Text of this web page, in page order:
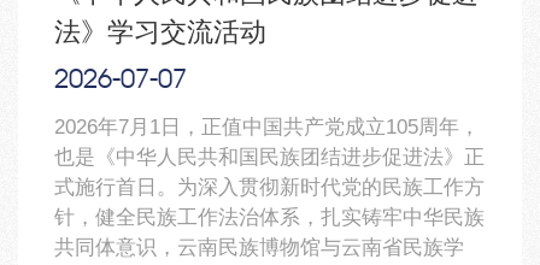
法》学习交流活动
2026-07-07
2026年7月1日，正值中国共产党成立105周年，
也是《中华人民共和国民族团结进步促进法》正
式施行首日。为深入贯彻新时代党的民族工作方
针，健全民族工作法治体系，扎实铸牢中华民族
共同体意识，云南民族博物馆与云南省民族学